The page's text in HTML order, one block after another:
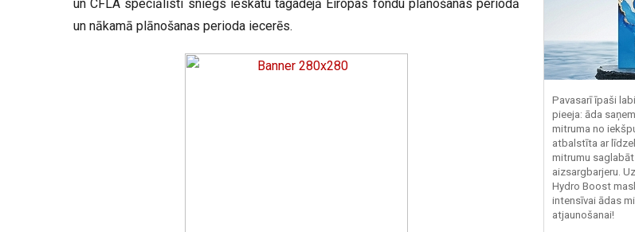
un CFLA speciālisti sniegs ieskatu tagadējā Eiropas fondu plānošanas periodā
un nākamā plānošanas perioda iecerēs.
Pavasarī īpaši
pieeja: āda
mitruma no
atbalstīta ar
mitrumu
aizsargbarjeru.
Hydro Boost
intensīvai ādas
atjaunošanai!